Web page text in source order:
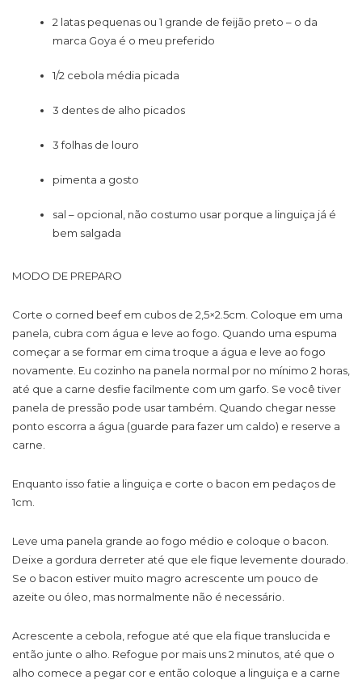
2 latas pequenas ou 1 grande de feijão preto – o da
marca Goya é o meu preferido
1/2 cebola média picada
3 dentes de alho picados
3 folhas de louro
pimenta a gosto
sal – opcional, não costumo usar porque a linguiça já é
bem salgada
MODO DE PREPARO
Corte o corned beef em cubos de 2,5×2.5cm. Coloque em uma
panela, cubra com água e leve ao fogo. Quando uma espuma
começar a se formar em cima troque a água e leve ao fogo
novamente. Eu cozinho na panela normal por no mínimo 2 horas,
até que a carne desfie facilmente com um garfo. Se você tiver
panela de pressão pode usar também. Quando chegar nesse
ponto escorra a água (guarde para fazer um caldo) e reserve a
carne.
Enquanto isso fatie a linguiça e corte o bacon em pedaços de
1cm.
Leve uma panela grande ao fogo médio e coloque o bacon.
Deixe a gordura derreter até que ele fique levemente dourado.
Se o bacon estiver muito magro acrescente um pouco de
azeite ou óleo, mas normalmente não é necessário.
Acrescente a cebola, refogue até que ela fique translucida e
então junte o alho. Refogue por mais uns 2 minutos, até que o
alho comece a pegar cor e então coloque a linguiça e a carne